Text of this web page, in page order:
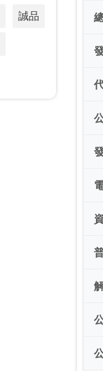
誠品